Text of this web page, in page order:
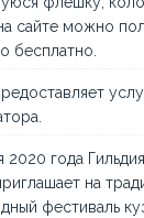
сайте можно
бесплатно.
2020 года
на
фестиваль